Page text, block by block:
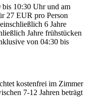
10:30 Uhr und am
27 EUR pro Person
6 Jahre
Jahre frühstücken
von 04:30 bis
kostenfrei im Zimmer
7-12 Jahren beträgt